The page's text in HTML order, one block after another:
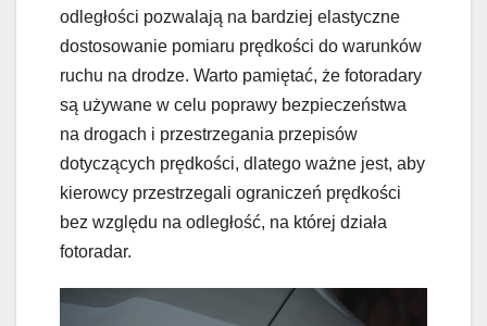
odległości pozwalają na bardziej elastyczne
dostosowanie pomiaru prędkości do warunków
ruchu na drodze. Warto pamiętać, że fotoradary
są używane w celu poprawy bezpieczeństwa
na drogach i przestrzegania przepisów
dotyczących prędkości, dlatego ważne jest, aby
kierowcy przestrzegali ograniczeń prędkości
bez względu na odległość, na której działa
fotoradar.